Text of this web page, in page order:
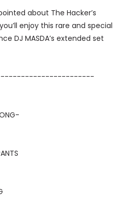
about The Hacker’s
enjoy this rare and special
DJ MASDA’s extended set